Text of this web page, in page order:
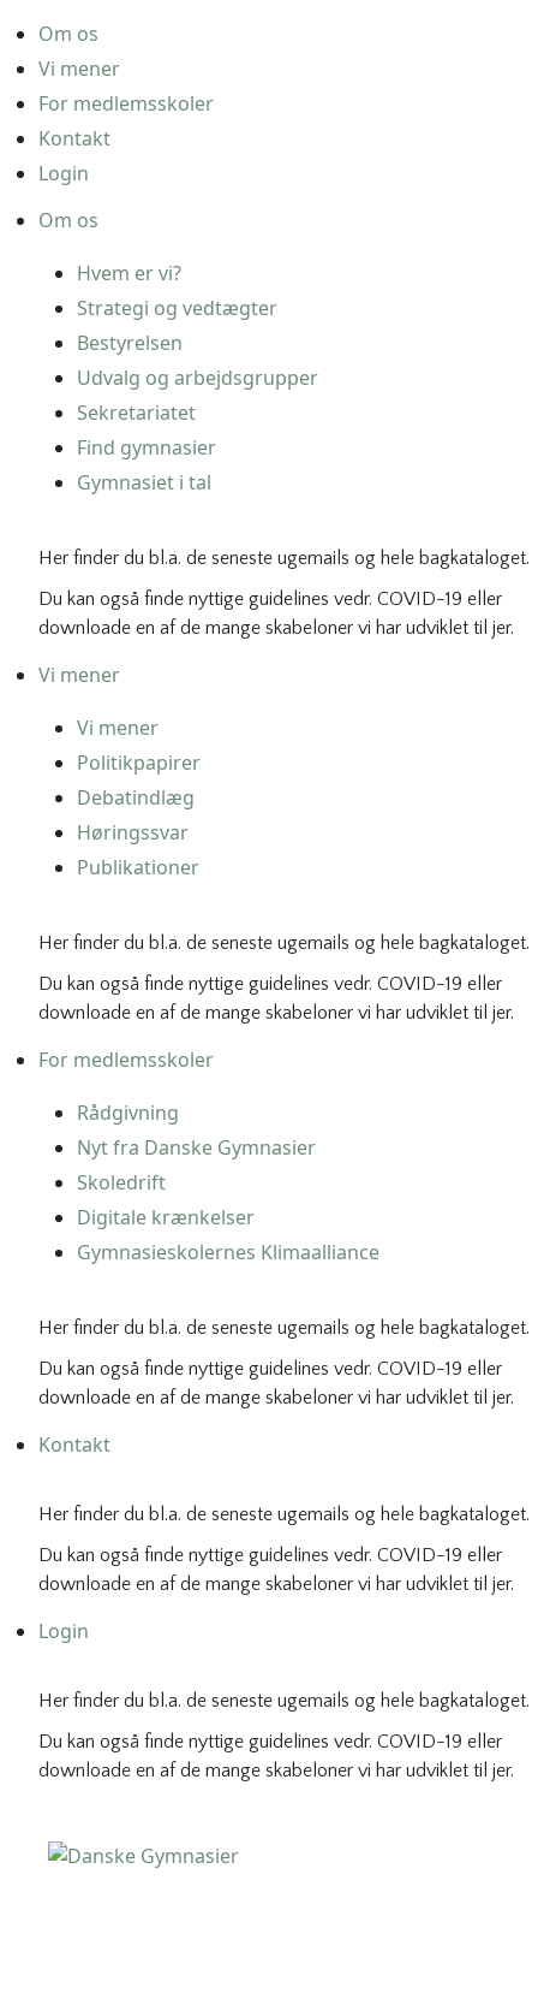
Om os
Vi mener
For medlemsskoler
Kontakt
Login
Om os
Hvem er vi?
Strategi og vedtægter
Bestyrelsen
Udvalg og arbejdsgrupper
Sekretariatet
Find gymnasier
Gymnasiet i tal
Her finder du bl.a. de seneste ugemails og hele bagkataloget.
Du kan også finde nyttige guidelines vedr. COVID-19 eller
downloade en af de mange skabeloner vi har udviklet til jer.
Vi mener
Vi mener
Politikpapirer
Debatindlæg
Høringssvar
Publikationer
Her finder du bl.a. de seneste ugemails og hele bagkataloget.
Du kan også finde nyttige guidelines vedr. COVID-19 eller
downloade en af de mange skabeloner vi har udviklet til jer.
For medlemsskoler
Rådgivning
Nyt fra Danske Gymnasier
Skoledrift
Digitale krænkelser
Gymnasieskolernes Klimaalliance
Her finder du bl.a. de seneste ugemails og hele bagkataloget.
Du kan også finde nyttige guidelines vedr. COVID-19 eller
downloade en af de mange skabeloner vi har udviklet til jer.
Kontakt
Her finder du bl.a. de seneste ugemails og hele bagkataloget.
Du kan også finde nyttige guidelines vedr. COVID-19 eller
downloade en af de mange skabeloner vi har udviklet til jer.
Login
Her finder du bl.a. de seneste ugemails og hele bagkataloget.
Du kan også finde nyttige guidelines vedr. COVID-19 eller
downloade en af de mange skabeloner vi har udviklet til jer.